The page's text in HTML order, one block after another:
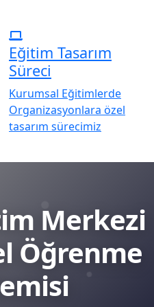
Eğitim Tasarım
Süreci
Kurumsal Eğitimlerde
Organizasyonlara özel
tasarım sürecimiz
Merkezi
Öğrenme